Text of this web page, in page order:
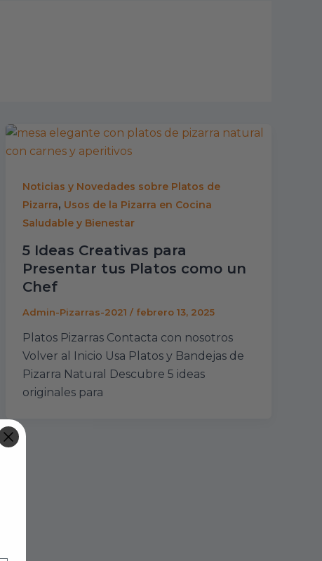
Noticias y Novedades sobre Platos de
Pizarra, Usos de la Pizarra en Cocina
Saludable y Bienestar
5 Ideas Creativas para
Presentar tus Platos como un
Chef
Admin-Pizarras-2021/ febrero 13, 2025
Platos Pizarras Contacta con nosotros
Volver al Inicio Usa Platos y Bandejas de
Pizarra Natural Descubre 5 ideas
originales para